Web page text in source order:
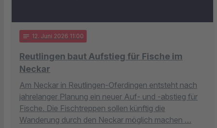
notes 12. Juni 2026 11:00
Reutlingen baut Aufstieg für Fische im
Neckar
Am Neckar in Reutlingen-Oferdingen entsteht nach
jahrelanger Planung ein neuer Auf- und -abstieg für
Fische. Die Fischtreppen sollen künftig die
Wanderung durch den Neckar möglich machen …